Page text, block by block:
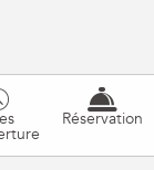
Réservation